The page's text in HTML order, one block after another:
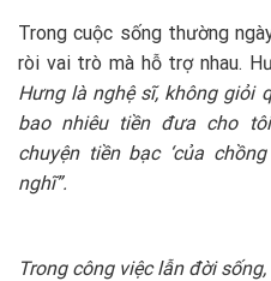
Trong cuộc sống thường
ròi vai trò mà hỗ trợ nhau.
Hưng là nghệ sĩ, không giỏi
bao nhiêu tiền đưa cho
chuyện tiền bạc ‘của
nghĩ”.
Trong công việc lẫn đời